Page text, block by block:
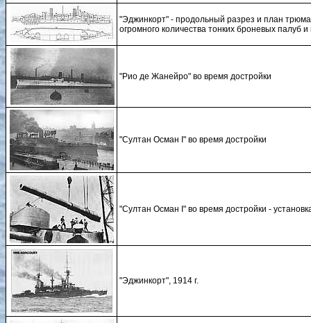
"Эджинкорт" - продольный разрез и план
огромного количества тонких броневых палуб
"Рио де Жанейро" во время достройки
"Султан Осман I" во время достройки
"Султан Осман I" во время достройки -
"Эджинкорт", 1914 г.